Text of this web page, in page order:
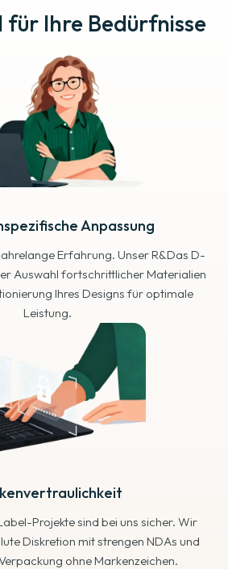
für Ihre Bedürfnisse
Anpassung
Erfahrung. Unser R&Das D-
Auswahl fortschrittlicher Materialien
Ihres Designs für optimale
Leistung.
Projekte sind bei uns sicher. Wir
Diskretion mit strengen NDAs und
ohne Markenzeichen.